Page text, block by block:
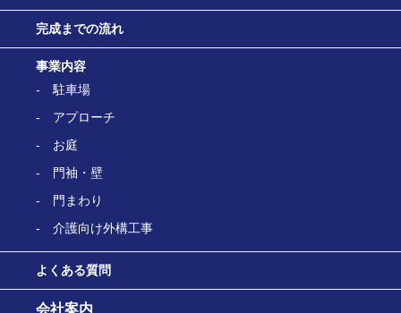
完成までの流れ
事業内容
駐車場
アプローチ
お庭
門袖・壁
門まわり
介護向け外構工事
よくある質問
会社案内